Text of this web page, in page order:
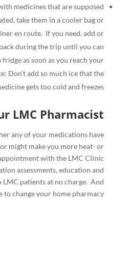
medicines that are supposed
take them in a cooler bag or
en route. If you need, add or
during the trip until you can
as soon as you reach your
Don’t add so much ice that the
gets too cold and freezes.
LMC Pharmacist
any of your medications have
might make you more heat- or
with the LMC Clinic
assessments, education and
patients at no charge. And
to change your home pharmacy!